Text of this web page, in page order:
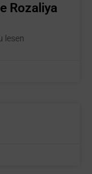
Rozaliya
lesen